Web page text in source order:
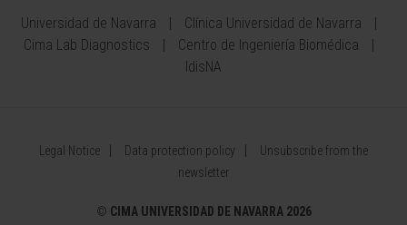
Universidad de Navarra
Clínica Universidad de Navarra
Cima Lab Diagnostics
Centro de Ingeniería Biomédica
IdisNA
Legal Notice Data protection policy
Unsubscribe from the
newsletter
© CIMA UNIVERSIDAD DE NAVARRA 2026